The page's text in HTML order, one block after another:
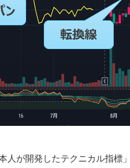
人が開発したテクニカル指標